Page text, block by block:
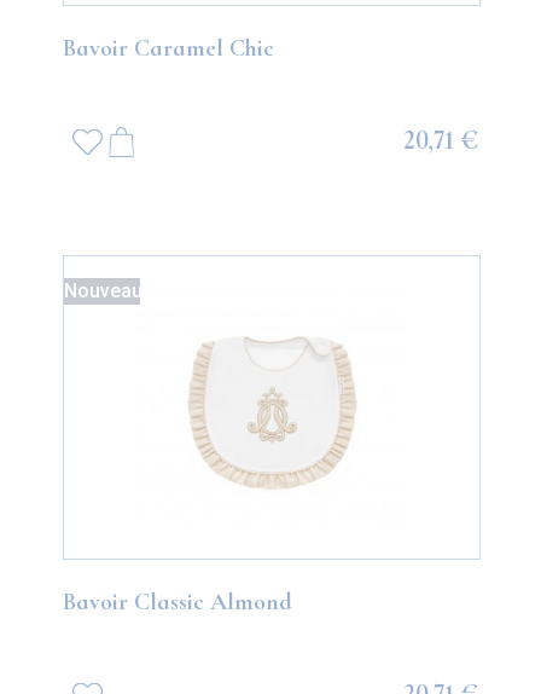
Bavoir Caramel Chic
20,71 €
Bavoir Classic Almond
Nouveau